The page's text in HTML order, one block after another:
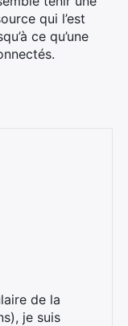
qui l’est
ce qu’une
de la
je suis